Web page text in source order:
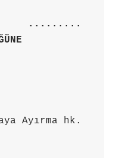
Ayırma hk.